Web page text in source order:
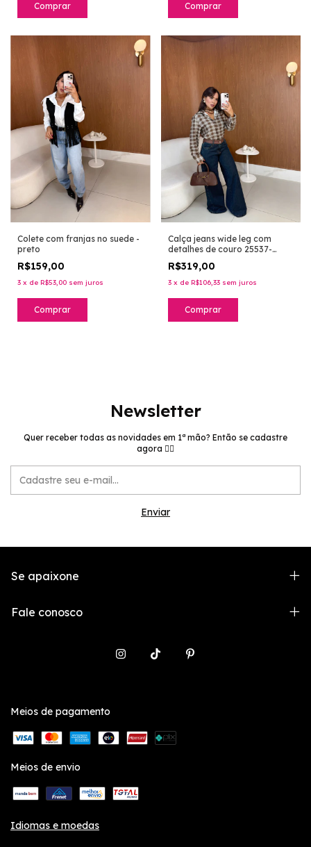
Comprar Comprar
Colete com franjas no suede -
preto
R$159,00
3 x de R$53,00 sem juros
Comprar
Calça jeans wide leg com
detalhes de couro 25537-
R$319,00
3 x de R$106,33 sem juros
Comprar
Newsletter
Quer receber todas as novidades em 1ª mão? Então se cadastre
agora 👉🏻
Se apaixone
Fale conosco
Meios de pagamento
Meios de envio
Idiomas e moedas